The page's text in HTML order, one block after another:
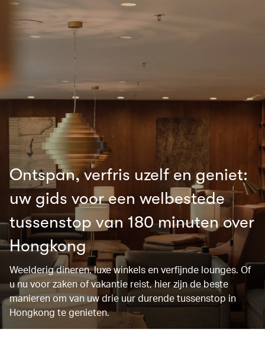
Ontspan, verfris uzelf en geniet:
uw gids voor een welbestede
tussenstop van 180 minuten over
Hongkong
Weelderig dineren, luxe winkels en verfijnde lounges. Of
u nu voor zaken of vakantie reist, hier zijn de beste
manieren om van uw drie uur durende tussenstop in
Hongkong te genieten.